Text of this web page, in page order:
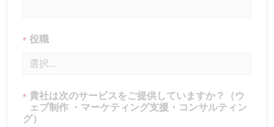
* 役職
* 貴社は次のサービスをご提供していますか？（ウ
ェブ制作 ・マーケティング支援・コンサルティン
グ）